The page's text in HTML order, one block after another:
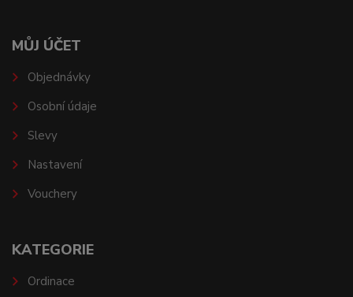
MŮJ ÚČET
Objednávky
Osobní údaje
Slevy
Nastavení
Vouchery
KATEGORIE
Ordinace